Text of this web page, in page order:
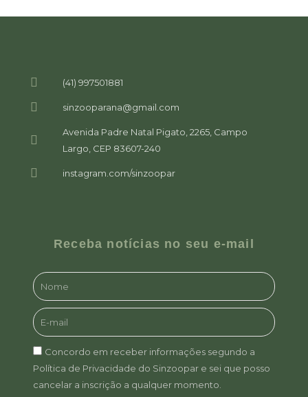
(41) 997501881
sinzooparana@gmail.com
Avenida Padre Natal Pigato, 2265, Campo
Largo, CEP 83607-240
instagram.com/sinzoopar
Receba notícias no seu e-mail
Concordo em receber informações segundo a
Política de Privacidade do Sinzoopar e sei que posso
cancelar a inscrição a qualquer momento.